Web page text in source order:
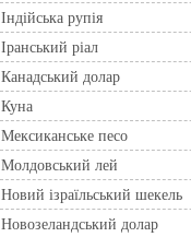
Індійська рупія
Іранський ріал
Канадський долар
Куна
Мексиканське песо
Молдовський лей
Новий ізраїльський шекель
Новозеландський долар